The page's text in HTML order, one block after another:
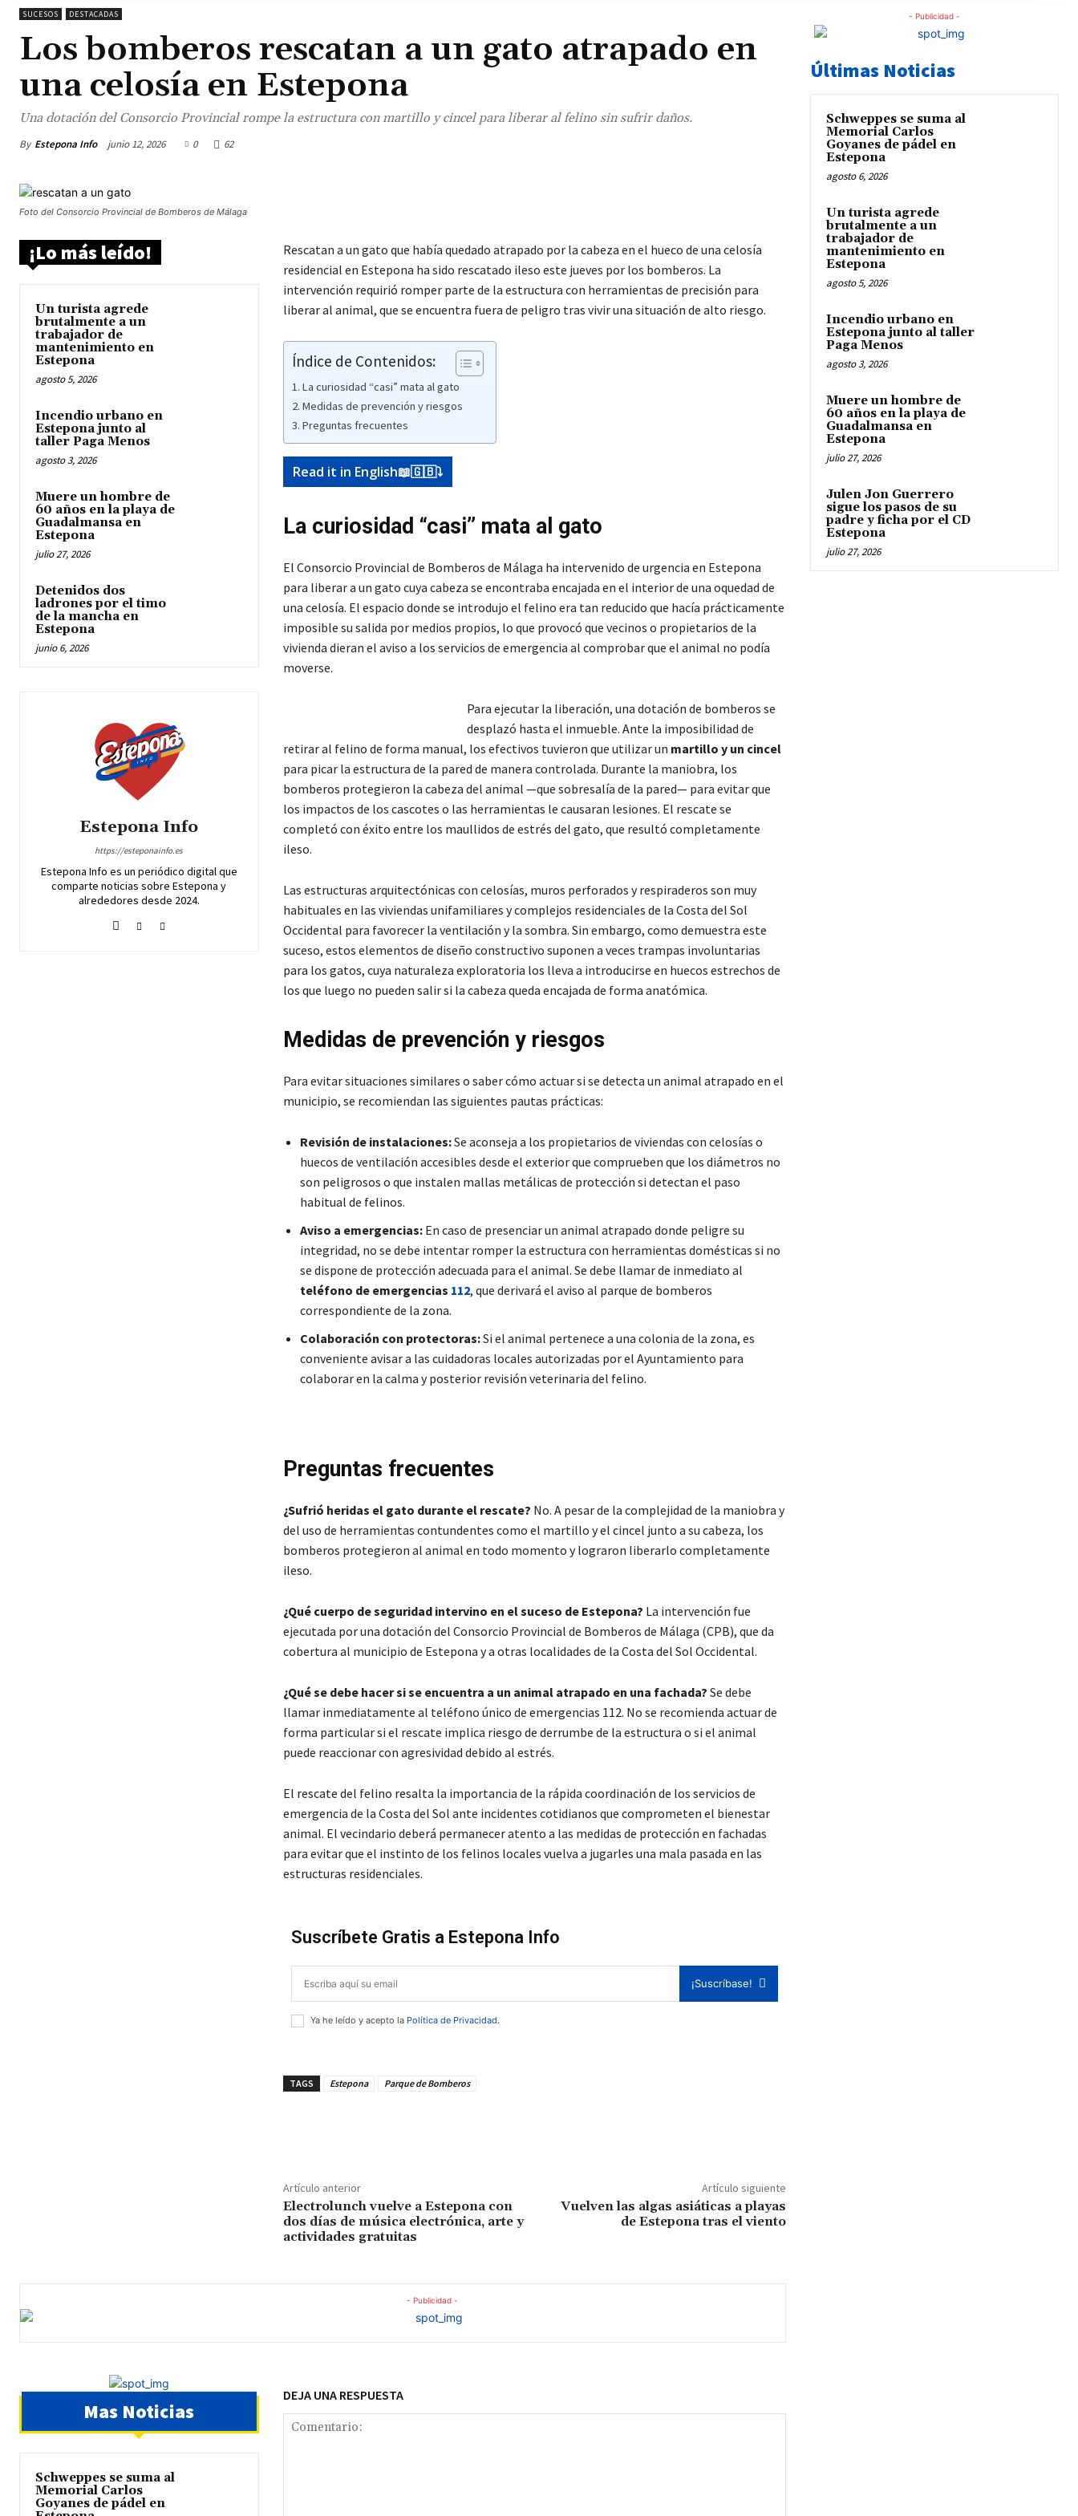
SUCESOS DESTACADAS
Los bomberos rescatan a un gato atrapado en
una celosía en Estepona
Una dotación del Consorcio Provincial rompe la estructura con martillo y cincel para liberar al felino sin sufrir daños.
By Estepona Info junio 12, 2026 0 62
Foto del Consorcio Provincial de Bomberos de Málaga
¡Lo más leído!
Un turista agrede
brutalmente a un
trabajador de
mantenimiento en
Estepona
agosto 5, 2026
Incendio urbano en
Estepona junto al
taller Paga Menos
agosto 3, 2026
Muere un hombre de
60 años en la playa de
Guadalmansa en
Estepona
julio 27, 2026
Detenidos dos
ladrones por el timo
de la mancha en
Estepona
junio 6, 2026
Estepona Info
https://esteponainfo.es
Estepona Info es un periódico digital que
comparte noticias sobre Estepona y
alrededores desde 2024.
Rescatan a un gato que había quedado atrapado por la cabeza en el hueco de una celosía
residencial en Estepona ha sido rescatado ileso este jueves por los bomberos. La
intervención requirió romper parte de la estructura con herramientas de precisión para
liberar al animal, que se encuentra fuera de peligro tras vivir una situación de alto riesgo.
Índice de Contenidos:
La curiosidad “casi” mata al gato
Medidas de prevención y riesgos
Preguntas frecuentes
Read it in English📖🇬🇧⤵️
La curiosidad “casi” mata al gato
El Consorcio Provincial de Bomberos de Málaga ha intervenido de urgencia en Estepona
para liberar a un gato cuya cabeza se encontraba encajada en el interior de una oquedad de
una celosía. El espacio donde se introdujo el felino era tan reducido que hacía prácticamente
imposible su salida por medios propios, lo que provocó que vecinos o propietarios de la
vivienda dieran el aviso a los servicios de emergencia al comprobar que el animal no podía
moverse.
Para ejecutar la liberación, una dotación de bomberos se
desplazó hasta el inmueble. Ante la imposibilidad de
retirar al felino de forma manual, los efectivos tuvieron que utilizar un martillo y un cincel
para picar la estructura de la pared de manera controlada. Durante la maniobra, los
bomberos protegieron la cabeza del animal —que sobresalía de la pared— para evitar que
los impactos de los cascotes o las herramientas le causaran lesiones. El rescate se
completó con éxito entre los maullidos de estrés del gato, que resultó completamente
ileso.
Las estructuras arquitectónicas con celosías, muros perforados y respiraderos son muy
habituales en las viviendas unifamiliares y complejos residenciales de la Costa del Sol
Occidental para favorecer la ventilación y la sombra. Sin embargo, como demuestra este
suceso, estos elementos de diseño constructivo suponen a veces trampas involuntarias
para los gatos, cuya naturaleza exploratoria los lleva a introducirse en huecos estrechos de
los que luego no pueden salir si la cabeza queda encajada de forma anatómica.
Medidas de prevención y riesgos
Para evitar situaciones similares o saber cómo actuar si se detecta un animal atrapado en el
municipio, se recomiendan las siguientes pautas prácticas:
Revisión de instalaciones:Se aconseja a los propietarios de viviendas con celosías o
huecos de ventilación accesibles desde el exterior que comprueben que los diámetros no
son peligrosos o que instalen mallas metálicas de protección si detectan el paso
habitual de felinos.
Aviso a emergencias:En caso de presenciar un animal atrapado donde peligre su
integridad, no se debe intentar romper la estructura con herramientas domésticas si no
se dispone de protección adecuada para el animal. Se debe llamar de inmediato al
teléfono de emergencias 112, que derivará el aviso al parque de bomberos
correspondiente de la zona.
Colaboración con protectoras:Si el animal pertenece a una colonia de la zona, es
conveniente avisar a las cuidadoras locales autorizadas por el Ayuntamiento para
colaborar en la calma y posterior revisión veterinaria del felino.
Preguntas frecuentes
¿Sufrió heridas el gato durante el rescate? No. A pesar de la complejidad de la maniobra y
del uso de herramientas contundentes como el martillo y el cincel junto a su cabeza, los
bomberos protegieron al animal en todo momento y lograron liberarlo completamente
ileso.
¿Qué cuerpo de seguridad intervino en el suceso de Estepona? La intervención fue
ejecutada por una dotación del Consorcio Provincial de Bomberos de Málaga (CPB), que da
cobertura al municipio de Estepona y a otras localidades de la Costa del Sol Occidental.
¿Qué se debe hacer si se encuentra a un animal atrapado en una fachada? Se debe
llamar inmediatamente al teléfono único de emergencias 112. No se recomienda actuar de
forma particular si el rescate implica riesgo de derrumbe de la estructura o si el animal
puede reaccionar con agresividad debido al estrés.
El rescate del felino resalta la importancia de la rápida coordinación de los servicios de
emergencia de la Costa del Sol ante incidentes cotidianos que comprometen el bienestar
animal. El vecindario deberá permanecer atento a las medidas de protección en fachadas
para evitar que el instinto de los felinos locales vuelva a jugarles una mala pasada en las
estructuras residenciales.
Suscríbete Gratis a Estepona Info
¡Suscríbase!
Ya he leído y acepto la Política de Privacidad.
TAGS Estepona Parque de Bomberos
Artículo anterior
Electrolunch vuelve a Estepona con
dos días de música electrónica, arte y
actividades gratuitas
Artículo siguiente
Vuelven las algas asiáticas a playas
de Estepona tras el viento
- Publicidad -
Mas Noticias
Schweppes se suma al
Memorial Carlos
Goyanes de pádel en
DEJA UNA RESPUESTA
- Publicidad -
Últimas Noticias
Schweppes se suma al
Memorial Carlos
Goyanes de pádel en
Estepona
agosto 6, 2026
Un turista agrede
brutalmente a un
trabajador de
mantenimiento en
Estepona
agosto 5, 2026
Incendio urbano en
Estepona junto al taller
Paga Menos
agosto 3, 2026
Muere un hombre de
60 años en la playa de
Guadalmansa en
Estepona
julio 27, 2026
Julen Jon Guerrero
sigue los pasos de su
padre y ficha por el CD
Estepona
julio 27, 2026